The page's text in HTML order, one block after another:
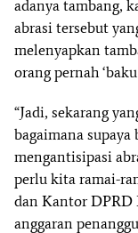
adanya tambang,
abrasi tersebut
melenyapkan
orang pernah
“Jadi, sekarang
bagaimana
mengantisipasi
perlu kita ramai-
dan Kantor DPRD
anggaran